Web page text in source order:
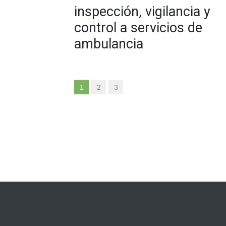
inspección, vigilancia y
control a servicios de
ambulancia
1 2 3